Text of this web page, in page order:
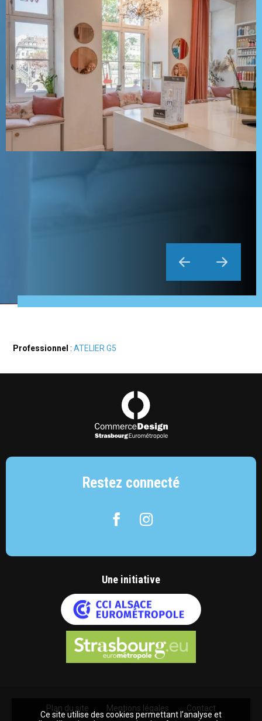
Professionnel : ATELIER G5
Commerce Design Strasbourg
Restez connecté
Une initiative
Plan du site Mentions légales Contact
Ce site utilise des cookies permettant l’analyse et